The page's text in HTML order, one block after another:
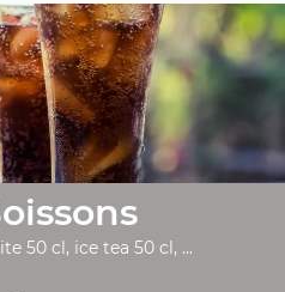
50 cl, ice tea 50 cl, ...